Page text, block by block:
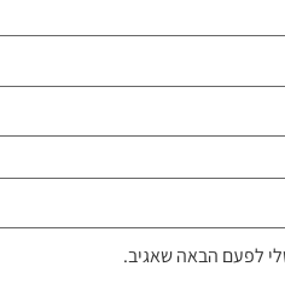
לפעם הבאה שאגיב.